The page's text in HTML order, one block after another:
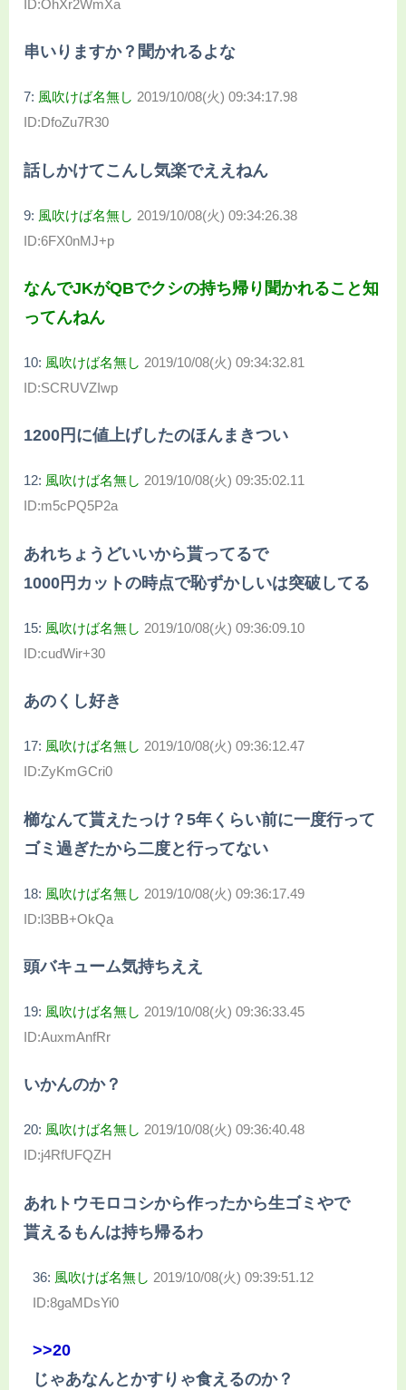
ID:OhXr2WmXa
串いりますか？聞かれるよな
7: 風吹けば名無し 2019/10/08(火) 09:34:17.98
ID:DfoZu7R30
話しかけてこんし気楽でええねん
9: 風吹けば名無し 2019/10/08(火) 09:34:26.38
ID:6FX0nMJ+p
なんでJKがQBでクシの持ち帰り聞かれること知
ってんねん
10: 風吹けば名無し 2019/10/08(火) 09:34:32.81
ID:SCRUVZIwp
1200円に値上げしたのほんまきつい
12: 風吹けば名無し 2019/10/08(火) 09:35:02.11
ID:m5cPQ5P2a
あれちょうどいいから貰ってるで
1000円カットの時点で恥ずかしいは突破してる
15: 風吹けば名無し 2019/10/08(火) 09:36:09.10
ID:cudWir+30
あのくし好き
17: 風吹けば名無し 2019/10/08(火) 09:36:12.47
ID:ZyKmGCri0
櫛なんて貰えたっけ？5年くらい前に一度行って
ゴミ過ぎたから二度と行ってない
18: 風吹けば名無し 2019/10/08(火) 09:36:17.49
ID:l3BB+OkQa
頭バキューム気持ちええ
19: 風吹けば名無し 2019/10/08(火) 09:36:33.45
ID:AuxmAnfRr
いかんのか？
20: 風吹けば名無し 2019/10/08(火) 09:36:40.48
ID:j4RfUFQZH
あれトウモロコシから作ったから生ゴミやで
貰えるもんは持ち帰るわ
36: 風吹けば名無し 2019/10/08(火) 09:39:51.12
ID:8gaMDsYi0
>>20
じゃあなんとかすりゃ食えるのか？